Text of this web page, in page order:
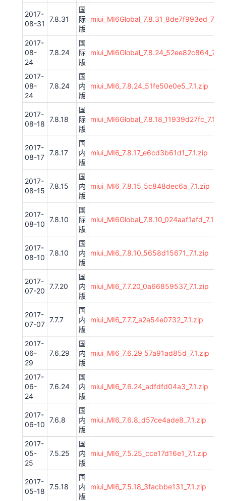
2017-
08-31
7.8.31
国
际
版
2017-
08-
24
7.8.24
国
际
版
2017-
08-
24
7.8.24
国
内
版
miui_MI6_7.8.24_51fe50e0e5_7.1.zip
2017-
08-18
7.8.18
国
际
版
2017-
08-17
7.8.17
国
内
版
miui_MI6_7.8.17_e6cd3b61d1_7.1.zip
2017-
08-15
7.8.15
国
内
版
miui_MI6_7.8.15_5c848dec6a_7.1.zip
2017-
08-10
7.8.10
国
际
版
miui_MI6Global_7.8.10_024aaf1afd_7.1.zip
2017-
08-10
7.8.10
国
内
版
miui_MI6_7.8.10_5658d15671_7.1.zip
2017-
07-20
7.7.20
国
内
版
miui_MI6_7.7.20_0a66859537_7.1.zip
2017-
07-07
7.7.7
国
内
版
miui_MI6_7.7.7_a2a54e0732_7.1.zip
2017-
06-
29
7.6.29
国
内
版
miui_MI6_7.6.29_57a91ad85d_7.1.zip
2017-
06-
24
7.6.24
国
内
版
miui_MI6_7.6.24_adfdfd04a3_7.1.zip
2017-
06-10
7.6.8
国
内
版
miui_MI6_7.6.8_d57ce4ade8_7.1.zip
2017-
05-
25
7.5.25
国
内
版
miui_MI6_7.5.25_cce17d16e1_7.1.zip
2017-
05-18
7.5.18
国
内
版
miui_MI6_7.5.18_3facbbe131_7.1.zip